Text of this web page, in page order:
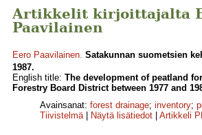
Artikkelit kirjoittajalta
Paavilainen
Eero Paavilainen. Satakunnan suometsien
1987.
English title: The development of peatland
Forestry Board District between 1977 and
Avainsanat: forest drainage; inventory;
Tiivistelmä| Näytä lisätiedot Artikkeli